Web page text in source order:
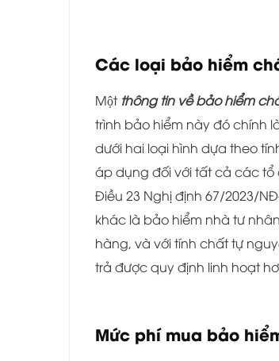
Các loại bảo hiểm
Một thông tin về bảo hiểm
trình bảo hiểm này đó chính
dưới hai loại hình dựa theo
áp dụng đối với tất cả các tổ
Điều 23 Nghị định 67/2023/
khác là bảo hiểm nhà tư
hàng, và với tính chất tự
trả được quy định linh hoạt
Mức phí mua bảo